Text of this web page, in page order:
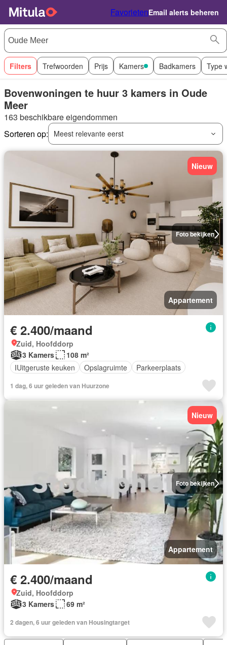
FavorietenEmail alerts beheren
Filters Trefwoorden Prijs Kamers Badkamers Type
Bovenwoningen te huur 3 kamers in Oude
Meer
163 beschikbare eigendommen
Sorteren op:
Meest relevante eerst
Foto bekijken
Nieuw
Appartement
€ 2.400/maand
Zuid, Hoofddorp
3 Kamers
108 m²
IUitgeruste keuken
Opslagruimte Parkeerplaats
1 dag, 6 uur geleden van Huurzone
Foto bekijken
Nieuw
Appartement
€ 2.400/maand
Zuid, Hoofddorp
3 Kamers
69 m²
2 dagen, 6 uur geleden van Housingtarget